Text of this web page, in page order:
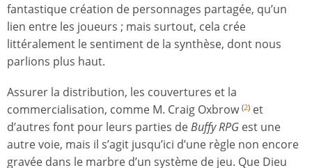
fantastique création de personnages partagée, qu’un
lien entre les joueurs ; mais surtout, cela crée
littéralement le sentiment de la synthèse, dont nous
parlions plus haut.
Assurer la distribution, les couvertures et la
commercialisation, comme M. Craig Oxbrow (2) et
d’autres font pour leurs parties deBuffy RPG est une
autre voie, mais il s’agit jusqu’ici d’une règle non encore
gravée dans le marbre d’un système de jeu. Que Dieu